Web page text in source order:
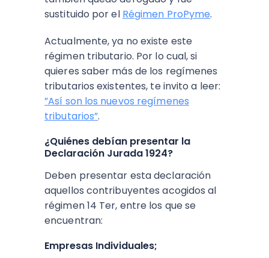
sustituido por el Régimen ProPyme.
Actualmente, ya no existe este
régimen tributario. Por lo cual, si
quieres saber más de los regímenes
tributarios existentes, te invito a leer:
”Así son los nuevos regímenes
tributarios”.
¿Quiénes debían presentar la
Declaración Jurada 1924?
Deben presentar esta declaración
aquellos contribuyentes acogidos al
régimen 14 Ter, entre los que se
encuentran:
Empresas Individuales;